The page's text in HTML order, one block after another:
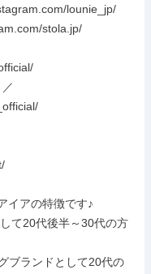
lounie_jp/
stola.jp/
イアの特徴です♪
て20代後半～30代の方
ブランドとして20代の